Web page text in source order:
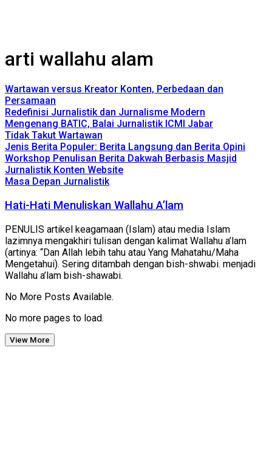
arti wallahu alam
Wartawan versus Kreator Konten, Perbedaan dan
Persamaan
Redefinisi Jurnalistik dan Jurnalisme Modern
Mengenang BATIC, Balai Jurnalistik ICMI Jabar
Tidak Takut Wartawan
Jenis Berita Populer: Berita Langsung dan Berita Opini
Workshop Penulisan Berita Dakwah Berbasis Masjid
Jurnalistik Konten Website
Masa Depan Jurnalistik
Hati-Hati Menuliskan Wallahu A’lam
PENULIS artikel keagamaan (Islam) atau media Islam
lazimnya mengakhiri tulisan dengan kalimat Wallahu a’lam
(artinya: “Dan Allah lebih tahu atau Yang Mahatahu/Maha
Mengetahui). Sering ditambah dengan bish-shwabi. menjadi
Wallahu a’lam bish-shawabi.
No More Posts Available.
No more pages to load.
View More